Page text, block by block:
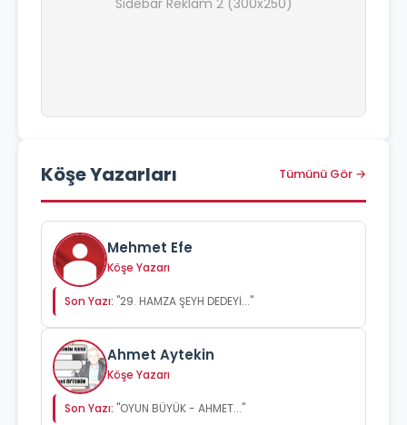
Sidebar Reklam 2 (300x250)
Köşe Yazarları Tümünü Gör →
Mehmet Efe
Köşe Yazarı
Son Yazı: "29. HAMZA ŞEYH DEDEYİ..."
Ahmet Aytekin
Köşe Yazarı
Son Yazı: "OYUN BÜYÜK - AHMET..."